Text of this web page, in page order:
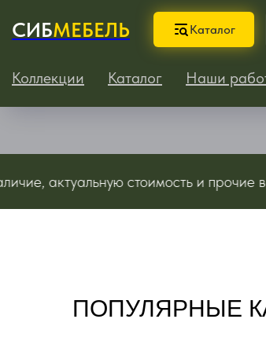
СИБМЕБЕЛЬ Каталог
Коллекции Каталог Наши
актуальную стоимость и прочие
ПОПУЛЯРНЫЕ